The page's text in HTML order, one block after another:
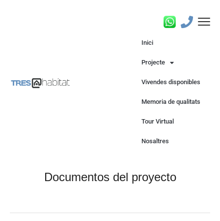
Inici
Projecte
Vivendes disponibles
Memoria de qualitats
Tour Virtual
Nosaltres
documentos del proyecto